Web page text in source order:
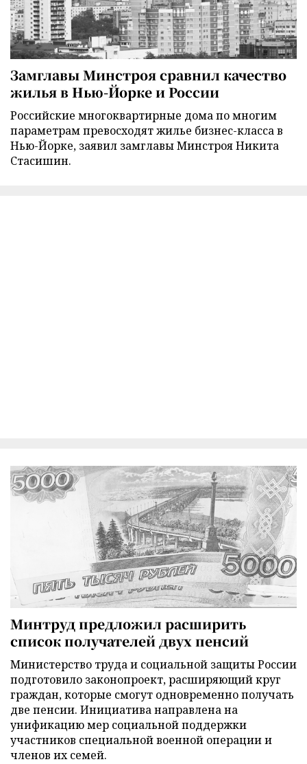
Замглавы Минстроя сравнил качество
жилья в Нью-Йорке и России
Российские многоквартирные дома по многим
параметрам превосходят жилье бизнес-класса в
Нью-Йорке, заявил замглавы Минстроя Никита
Стасишин.
Минтруд предложил расширить
список получателей двух пенсий
Министерство труда и социальной защиты России
подготовило законопроект, расширяющий круг
граждан, которые смогут одновременно получать
две пенсии. Инициатива направлена на
унификацию мер социальной поддержки
участников специальной военной операции и
членов их семей.